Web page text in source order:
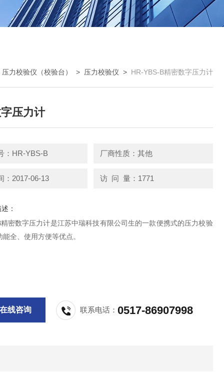
压力校验仪（校验台） > 压力校验仪 > HR-YBS-B精密数字压力计
压力计
：HR-YBS-B 厂商性质：其他
：2017-06-13 访 问 量：1771
：
精密数字压力计是江苏中瑞科技有限公司生的一款便携式的压力校验
全、使用方便等优点。
在线咨询 联系电话：0517-86907998